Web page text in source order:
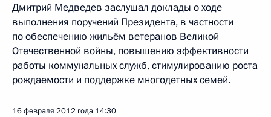
Дмитрий Медведев заслушал доклады о ходе
выполнения поручений Президента, в частности
по обеспечению жильём ветеранов Великой
Отечественной войны, повышению эффективности
работы коммунальных служб, стимулированию роста
рождаемости и поддержке многодетных семей.
16 февраля 2012 года 14:30